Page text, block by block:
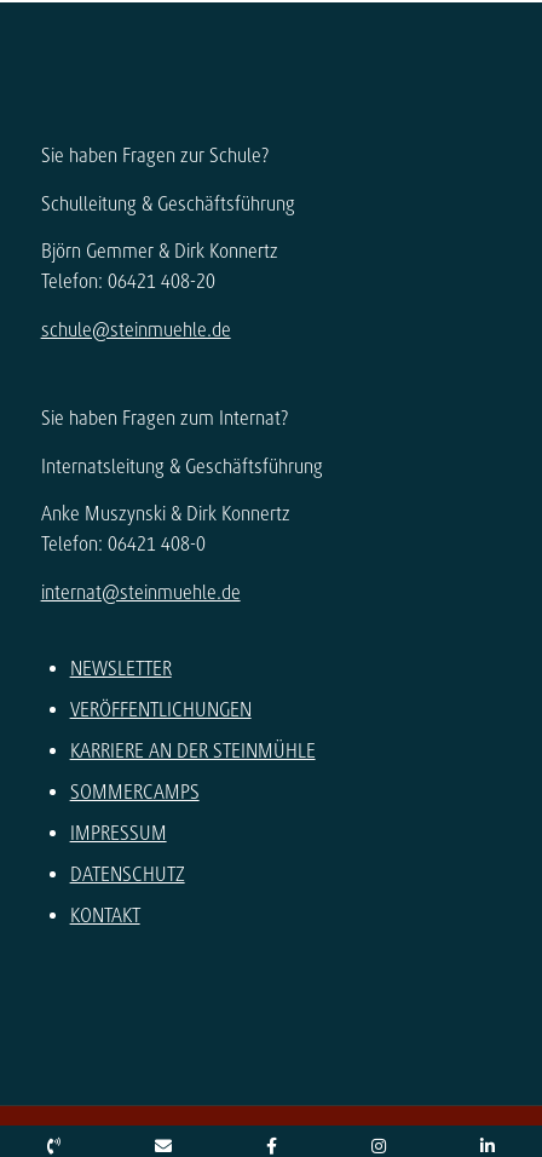
Sie haben Fragen zur Schule?
Schulleitung & Geschäftsführung
Björn Gemmer & Dirk Konnertz
Telefon: 06421 408-20
schule@steinmuehle.de
Sie haben Fragen zum Internat?
Internatsleitung & Geschäftsführung
Anke Muszynski & Dirk Konnertz
Telefon: 06421 408-0
internat@steinmuehle.de
NEWSLETTER
VERÖFFENTLICHUNGEN
KARRIERE AN DER STEINMÜHLE
SOMMERCAMPS
IMPRESSUM
DATENSCHUTZ
KONTAKT
Erneuern oder ändern Sie Ihre Cookie-Einwilligung